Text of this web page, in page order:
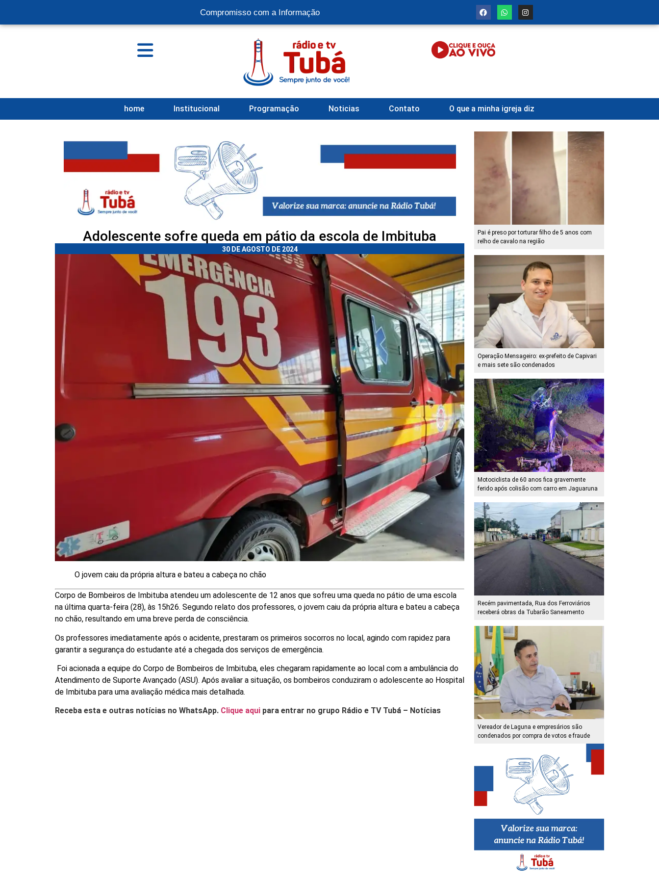
Compromisso com a Informação
home Institucional Programação Noticias Contato O que a minha igreja diz
Adolescente sofre queda em pátio da escola de Imbituba
30 DE AGOSTO DE 2024
O jovem caiu da própria altura e bateu a cabeça no chão
Corpo de Bombeiros de Imbituba atendeu um adolescente de 12 anos que sofreu uma queda no pátio de uma escola
na última quarta-feira (28), às 15h26. Segundo relato dos professores, o jovem caiu da própria altura e bateu a cabeça
no chão, resultando em uma breve perda de consciência.
Os professores imediatamente após o acidente, prestaram os primeiros socorros no local, agindo com rapidez para
garantir a segurança do estudante até a chegada dos serviços de emergência.
Foi acionada a equipe do Corpo de Bombeiros de Imbituba, eles chegaram rapidamente ao local com a ambulância do
Atendimento de Suporte Avançado (ASU). Após avaliar a situação, os bombeiros conduziram o adolescente ao Hospital
de Imbituba para uma avaliação médica mais detalhada.
Receba esta e outras notícias no WhatsApp. Clique aqui para entrar no grupo Rádio e TV Tubá – Notícias
Pai é preso por torturar filho de 5 anos com
relho de cavalo na região
Operação Mensageiro: ex-prefeito de Capivari
e mais sete são condenados
Motociclista de 60 anos fica gravemente
ferido após colisão com carro em Jaguaruna
Recém pavimentada, Rua dos Ferroviários
receberá obras da Tubarão Saneamento
Vereador de Laguna e empresários são
condenados por compra de votos e fraude